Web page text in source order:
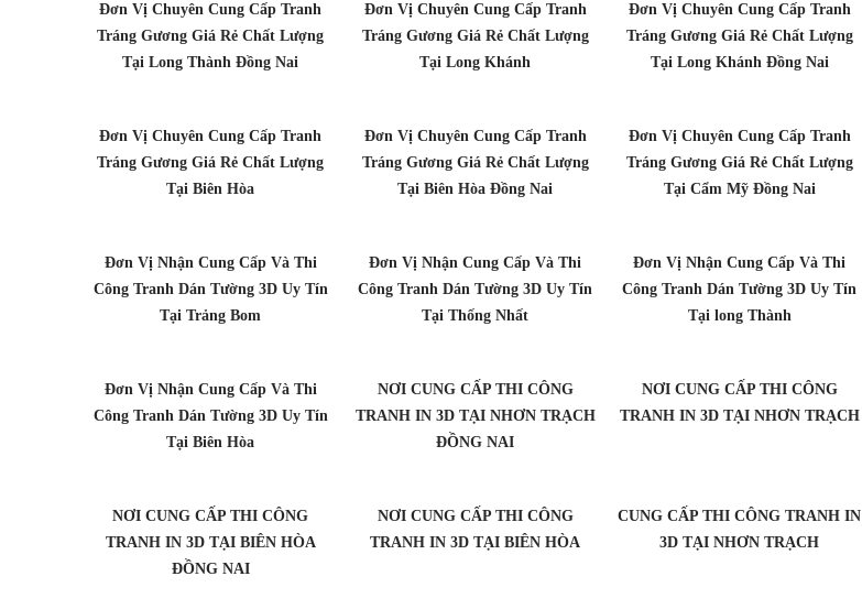
Đơn Vị Chuyên Cung Cấp Tranh
Tráng Gương Giá Rẻ Chất Lượng
Tại Long Thành Đồng Nai
Đơn Vị Chuyên Cung Cấp Tranh
Tráng Gương Giá Rẻ Chất Lượng
Tại Long Khánh
Đơn Vị Chuyên Cung Cấp Tranh
Tráng Gương Giá Rẻ Chất Lượng
Tại Long Khánh Đồng Nai
Đơn Vị Chuyên Cung Cấp Tranh
Tráng Gương Giá Rẻ Chất Lượng
Tại Biên Hòa
Đơn Vị Chuyên Cung Cấp Tranh
Tráng Gương Giá Rẻ Chất Lượng
Tại Biên Hòa Đồng Nai
Đơn Vị Chuyên Cung Cấp Tranh
Tráng Gương Giá Rẻ Chất Lượng
Tại Cẩm Mỹ Đồng Nai
Đơn Vị Nhận Cung Cấp Và Thi
Công Tranh Dán Tường 3D Uy Tín
Tại Trảng Bom
Đơn Vị Nhận Cung Cấp Và Thi
Công Tranh Dán Tường 3D Uy Tín
Tại Thống Nhất
Đơn Vị Nhận Cung Cấp Và Thi
Công Tranh Dán Tường 3D Uy Tín
Tại long Thành
Đơn Vị Nhận Cung Cấp Và Thi
Công Tranh Dán Tường 3D Uy Tín
Tại Biên Hòa
NƠI CUNG CẤP THI CÔNG
TRANH IN 3D TẠI NHƠN TRẠCH
ĐỒNG NAI
NƠI CUNG CẤP THI CÔNG
TRANH IN 3D TẠI NHƠN TRẠCH
NƠI CUNG CẤP THI CÔNG
TRANH IN 3D TẠI BIÊN HÒA
ĐỒNG NAI
NƠI CUNG CẤP THI CÔNG
TRANH IN 3D TẠI BIÊN HÒA
CUNG CẤP THI CÔNG TRANH IN
3D TẠI NHƠN TRẠCH